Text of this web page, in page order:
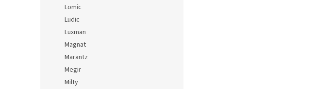
Lomic
Ludic
Luxman
Magnat
Marantz
Megir
Milty